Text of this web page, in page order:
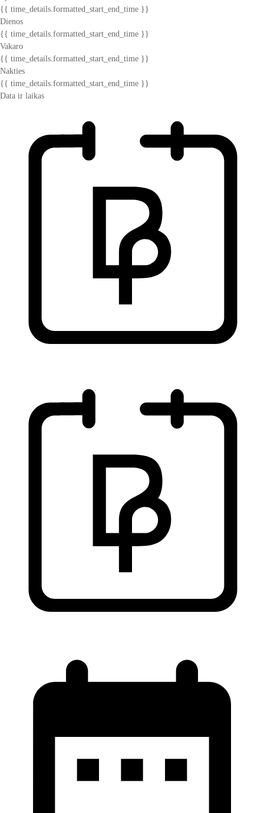
{{ time_details.formatted_start_end_time }}
Dienos
{{ time_details.formatted_start_end_time }}
Vakaro
{{ time_details.formatted_start_end_time }}
Nakties
{{ time_details.formatted_start_end_time }}
Data ir laikas